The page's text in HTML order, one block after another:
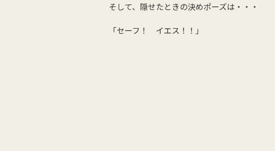
そして、隠せたときの決めポーズは・・・
「セーフ！ イエス！！」